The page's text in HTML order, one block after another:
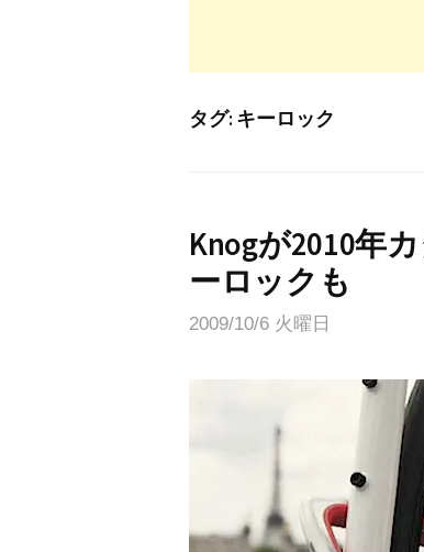
タグ: キーロック
Knogが2010年
ーロックも
2009/10/6 火曜日